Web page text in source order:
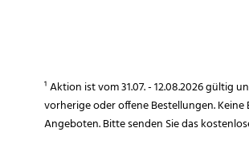
¹ Aktion ist vom 31.07. - 12.08.2026 gültig
vorherige oder offene Bestellungen.
Angeboten. Bitte senden Sie das